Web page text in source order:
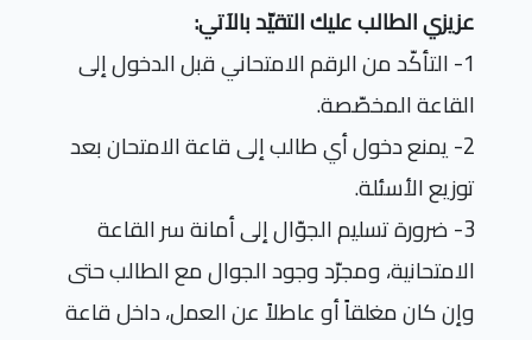
عزيزي الطالب عليك التقيّد بالآتي:
1- التأكّد من الرقم الامتحاني قبل الدخول إلى
القاعة المخصّصة.
2- يمنع دخول أي طالب إلى قاعة الامتحان بعد
توزيع الأسئلة.
3- ضرورة تسليم الجوّال إلى أمانة سر القاعة
الامتحانية، ومجرّد وجود الجوال مع الطالب حتى
وإن كان مغلقاً أو عاطلاً عن العمل، داخل قاعة